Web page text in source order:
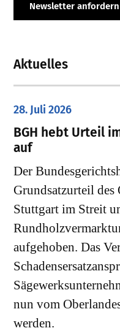
Newsletter anfordern
Aktuelles
28. Juli 2026
​BGH hebt Urteil
auf
Der
Grundsatzurteil des
Stuttgart im Streit
aufgehoben. Das
nun vom
werden.